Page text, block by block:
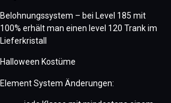
Belohnungssystem – bei Level 185 mit
100% erhält man einen level 120 Trank im
Lieferkristall
Halloween Kostüme
Element System Änderungen: